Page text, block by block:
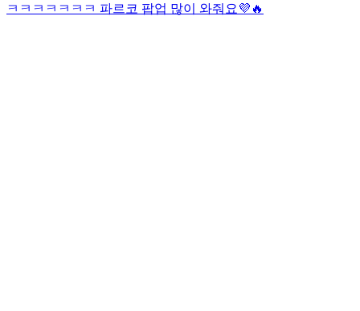
ㅋㅋㅋㅋㅋㅋㅋ 파르코 팝업 많이 와줘요💜🔥